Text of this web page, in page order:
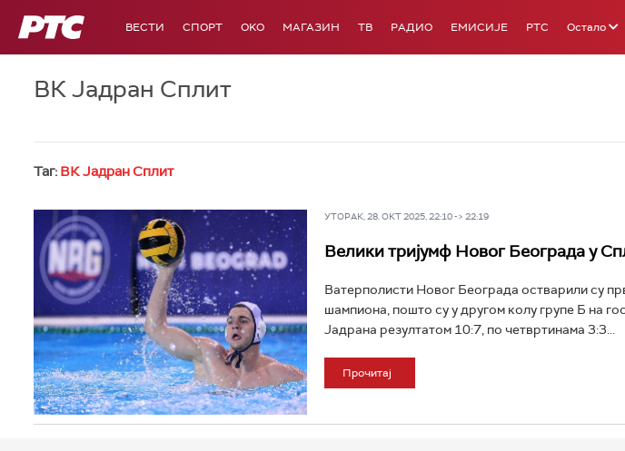
РТС ВЕСТИ СПОРТ OKO МАГАЗИН ТВ РАДИО ЕМИСИЈЕ РТС Остало
ВК Јадран Сплит
Таг: ВК Јадран Сплит
УТОРАК, 28. ОКТ 2025, 22:10 -> 22:19
Велики тријумф Новог Београда у
Ватерполисти Новог Београда остварили су
шампиона, пошто су у другом колу групе Б на
Јадрана резултатом 10:7, по четвртинама 3:3...
Прочитај